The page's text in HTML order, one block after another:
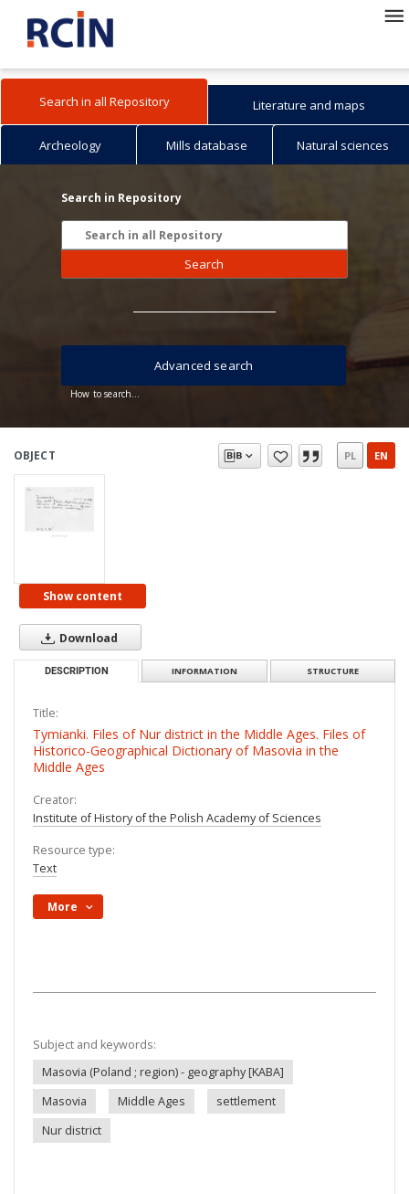
Search in all Repository Literature and maps
Archeology Mills database Natural sciences
Search in Repository
Search
How to search...
Advanced search
OBJECT PL EN
Show content
Download
DESCRIPTION INFORMATION STRUCTURE
Title:
Tymianki. Files of Nur district in the Middle Ages. Files of
Historico-Geographical Dictionary of Masovia in the
Middle Ages
Creator:
Institute of History of the Polish Academy of Sciences
Resource type:
Text
More
Subject and keywords:
Masovia (Poland ; region) - geography [KABA]
Masovia
Middle Ages
settlement
Nur district